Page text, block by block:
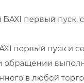
первый пуск,
первый пуск и
обращении
в любой